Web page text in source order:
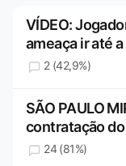
VÍDEO:
ameaça ir até
2 (42,9%)
SÃO PAULO
contratação
24 (81%)